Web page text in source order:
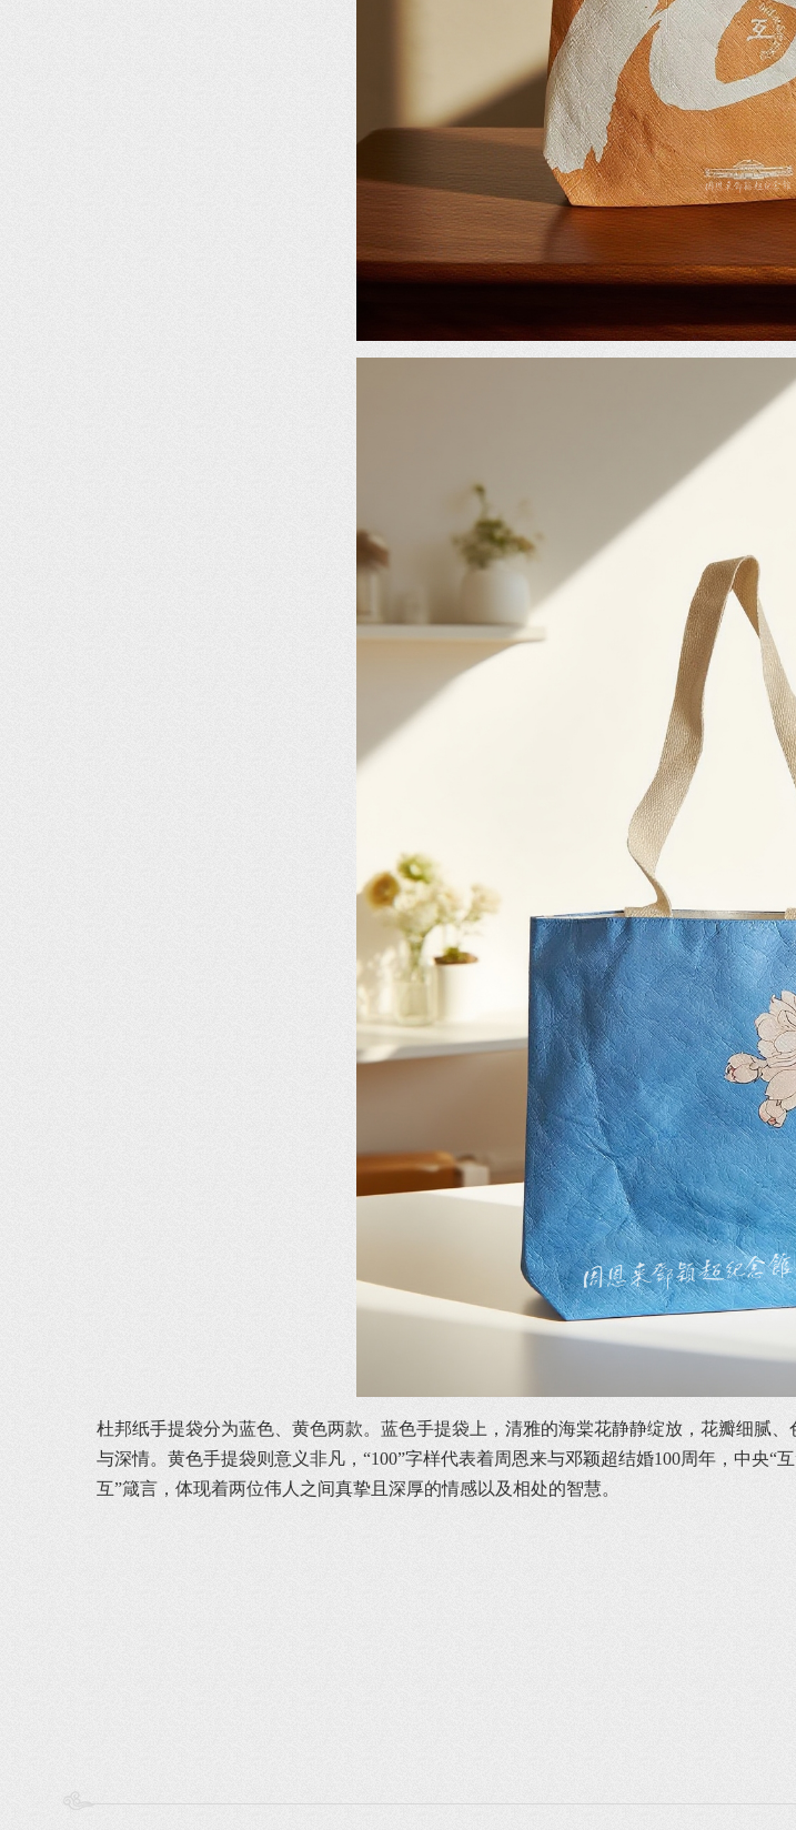
杜邦纸手提袋分为蓝色、黄色两款。蓝色手提袋上，清雅的海棠花静静绽放，花瓣细腻
与深情。黄色手提袋则意义非凡，“100”字样代表着周恩来与邓颖超结婚100周年，中央“
互”箴言，体现着两位伟人之间真挚且深厚的情感以及相处的智慧。